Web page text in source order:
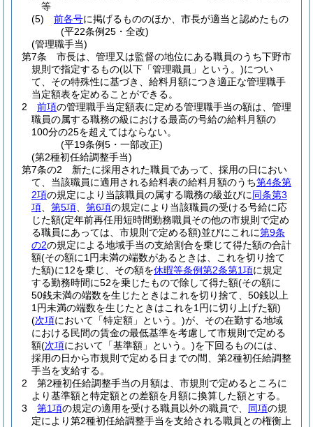
等
(5)
前各号に掲げるもののほか、市長が適当と認めたもの
(平22条例25・全改)
(管理職手当)
第7条
市長は、管理又は監督の地位にある職員のうち下野市
規則で指定するもの(以下「管理職員」という。)につい
て、その特殊性に基づき、給料月額につき適正な管理職手
当定額表を定めることができる。
2
前項の管理職手当定額表に定める管理職手当の額は、管理
職員の属する職務の級における最高の号給の給料月額の
100分の25を超えてはならない。
(平19条例5・一部改正)
(第2種初任給調整手当)
第7条の2
新たに採用された職員であって、採用の日におい
て、当該職員に適用される給料表の給料月額のうち第4条第
2項の規定により当該職員の属する職務の級並びに同条第3
項
第5項 第6項の規定により当該職員の受ける号給に応
じた額(定年前再任用短時間勤務職員その他の市規則で定め
る職員にあっては、市規則で定める額)並びにこれに第9条
の2の規定による地域手当の支給割合を乗じて得た額の合計
額(その額に1円未満の端数があるときは、これを切り捨て
た額)に12を乗じ、その額を休暇等条例第2条第1項に規定
する勤務時間に52を乗じたもので除して得た額(その額に
50銭未満の端数を生じたときはこれを切り捨て、50銭以上
1円未満の端数を生じたときはこれを1円に切り上げた額)
(次項において「特定額」という。)が、その在勤する地域
における民間の賃金の最低基準を考慮して市規則で定める
額(次項において「基準額」という。)を下回るものには、
採用の日から市規則で定める日までの間、第2種初任給調整
手当を支給する。
2
第2種初任給調整手当の月額は、市規則で定めるところに
より基準額と特定額との差額を月額に換算した額とする。
3
第1項の規定の適用を受ける職員以外の職員で、 同項の規
定により第2種初任給調整手当を支給される職員との権衡上